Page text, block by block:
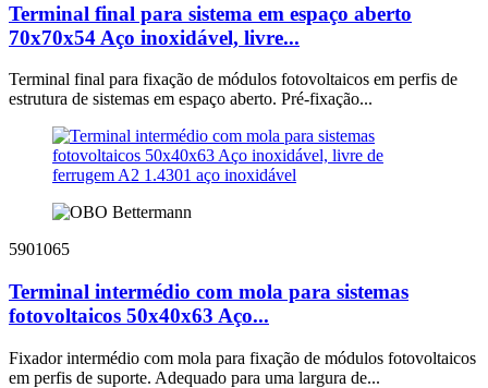
Terminal final para sistema em espaço aberto
70x70x54 Aço inoxidável, livre...
Terminal final para fixação de módulos fotovoltaicos em perfis de
estrutura de sistemas em espaço aberto. Pré-fixação...
5901065
Terminal intermédio com mola para sistemas
fotovoltaicos 50x40x63 Aço...
Fixador intermédio com mola para fixação de módulos fotovoltaicos
em perfis de suporte. Adequado para uma largura de...